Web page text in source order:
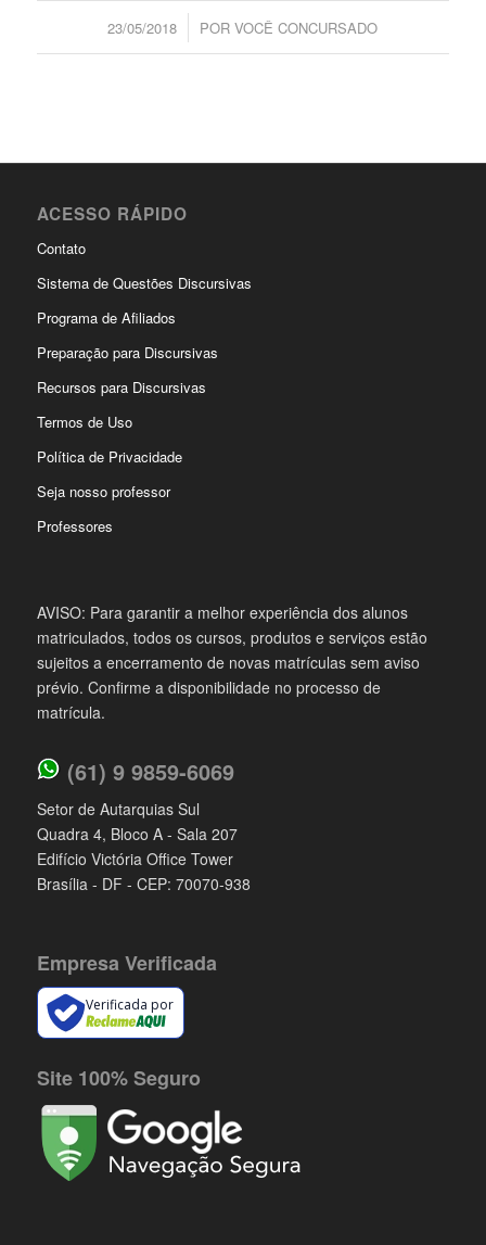
23/05/2018
/ PORVOCÊ CONCURSADO
ACESSO RÁPIDO
Contato
Sistema de Questões Discursivas
Programa de Afiliados
Preparação para Discursivas
Recursos para Discursivas
Termos de Uso
Política de Privacidade
Seja nosso professor
Professores
AVISO: Para garantir a melhor experiência dos alunos
matriculados, todos os cursos, produtos e serviços estão
sujeitos a encerramento de novas matrículas sem aviso
prévio. Confirme a disponibilidade no processo de
matrícula.
(61) 9 9859-6069
Setor de Autarquias Sul
Quadra 4, Bloco A - Sala 207
Edifício Victória Office Tower
Brasília - DF - CEP: 70070-938
Empresa Verificada
Verificada por
Site 100% Seguro